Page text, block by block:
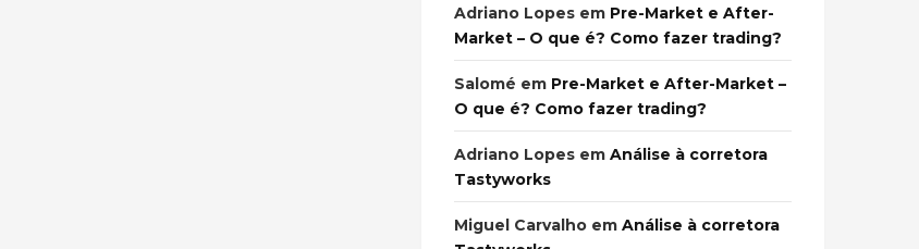
Adriano Lopes em Pre-Market e After-
Market – O que é? Como fazer trading?
Salomé em Pre-Market e After-Market –
O que é? Como fazer trading?
Adriano Lopes em Análise à corretora
Tastyworks
Miguel Carvalho em Análise à corretora